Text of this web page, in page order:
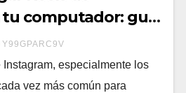
computador: guía
en Chile
Y99GPARC9V
especialmente los
vez más común para